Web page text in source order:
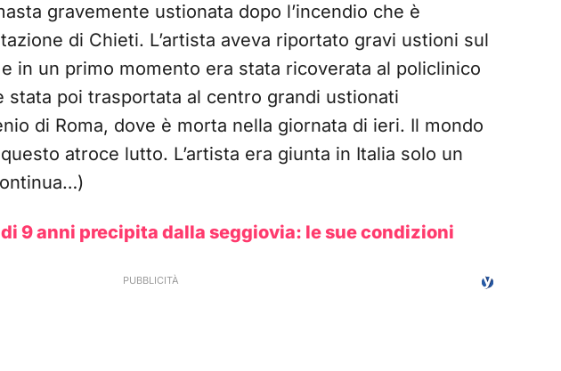
gravemente ustionata dopo l’incendio che è
di Chieti. L’artista aveva riportato gravi ustioni sul
in un primo momento era stata ricoverata al policlinico
stata poi trasportata al centro grandi ustionati
di Roma, dove è morta nella giornata di ieri. Il mondo
atroce lutto. L’artista era giunta in Italia solo un
9 anni precipita dalla seggiovia: le sue condizioni